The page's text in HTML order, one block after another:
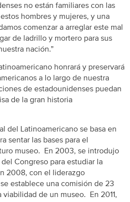
no están familiares con las
hombres y mujeres, y una
comenzar a arreglar este mal
de ladrillo y mortero para sus
nación.”
honrará y preservará
a lo largo de nuestra
de estadounidenses puedan
de la gran historia
del Latinoamericano se basa en
sentar las bases para el
museo. En 2003, se introdujo
Congreso para estudiar la
2008, con el liderazgo
establece una comisión de 23
de un museo. En 2011,